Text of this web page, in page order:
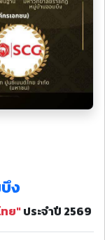
ง
ย"ประจำปี 2569